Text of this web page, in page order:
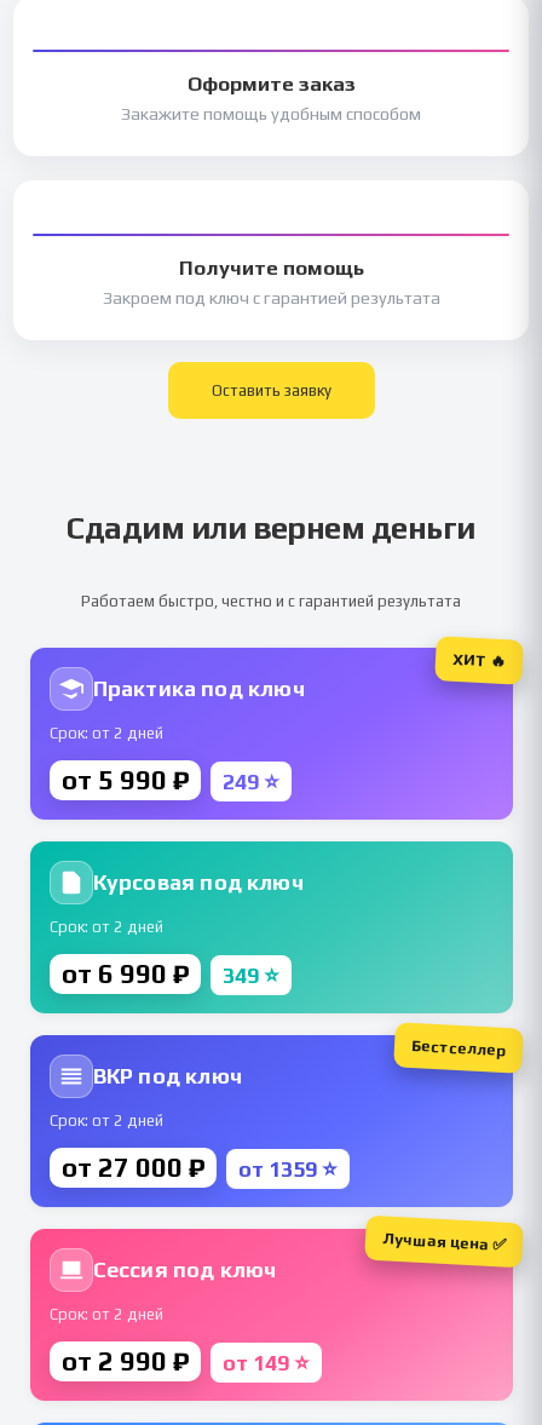
Оформите заказ
Закажите помощь удобным способом
Получите помощь
Закроем под ключ с гарантией результата
Оставить заявку
Сдадим или вернем деньги
Работаем быстро, честно и с гарантией результата
Практика под ключ
Срок: от 2 дней
от 5 990 ₽ 249 ⭐
ХИТ 🔥
Курсовая под ключ
Срок: от 2 дней
от 6 990 ₽ 349 ⭐
ВКР под ключ
Срок: от 2 дней
от 27 000 ₽ от 1359 ⭐
Бестселлер
Сессия под ключ
Срок: от 2 дней
от 2 990 ₽ от 149 ⭐
Лучшая цена ✅